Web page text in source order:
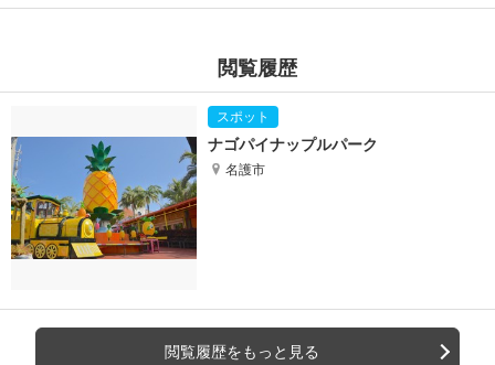
閲覧履歴
ナゴパイナップルパーク
名護市
閲覧履歴をもっと見る